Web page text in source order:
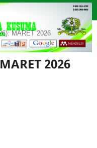
MARET 2026
2026